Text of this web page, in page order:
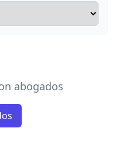
abogados